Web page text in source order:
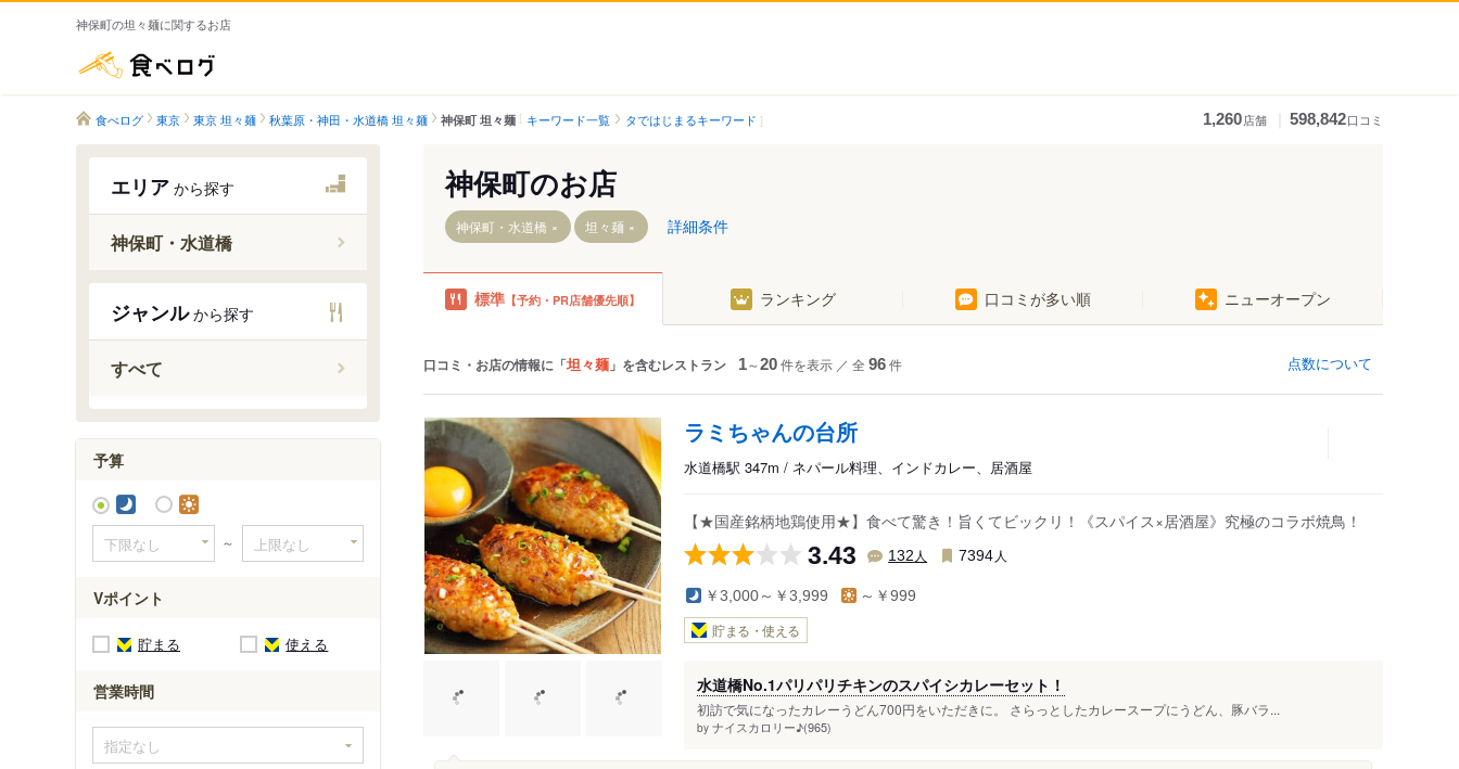
神保町の坦々麺に関するお店
食べログ 東京 東京 坦々麺 秋葉原・神田・水道橋 坦々麺 神保町 坦々麺 キーワード一覧 タではじまるキーワード 1,260店舗 598,842口コミ
エリア から探す
神保町・水道橋
ジャンルから探す
すべて
予算
～
Vポイント
貯まる 使える
営業時間
神保町のお店
神保町・水道橋 坦々麺 詳細条件
標準 【予約・PR店舗優先順】 ランキング 口コミが多い順 ニューオープン
口コミ・お店の情報に「坦々麺 」を含むレストラン 1～20件を表示 ／ 全 96件 点数について
ラミちゃんの台所
水道橋駅 347m / ネパール料理、インドカレー、居酒屋
【★国産銘柄地鶏使用★】食べて驚き！旨くてビックリ！《スパイス×居酒屋》究極のコラボ焼鳥！
3.43 132 人 7394 人
￥3,000～￥3,999 ～￥999
貯まる・使える
水道橋No.1パリパリチキンのスパイシカレーセット！
初訪で気になったカレーうどん700円をいただきに。 さらっとしたカレースープにうどん、豚バラ...
by ナイスカロリー♪(965)